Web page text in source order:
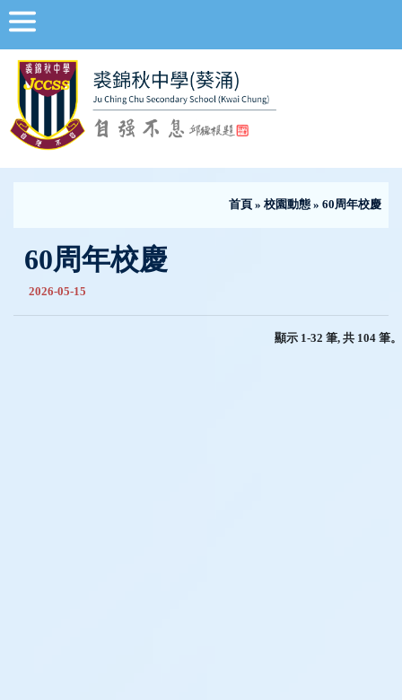
首頁 » 校園動態 » 60周年校慶
60周年校慶
2026-05-15
顯示 1-32 筆, 共 104 筆。